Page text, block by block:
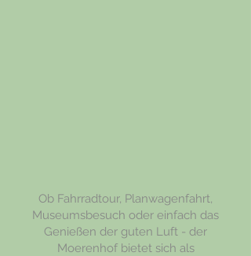
Ob Fahrradtour, Planwagenfahrt,
Museumsbesuch oder einfach das
Genießen der guten Luft - der
Moerenhof bietet sich als